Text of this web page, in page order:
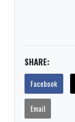
SHARE:
Facebook
Email